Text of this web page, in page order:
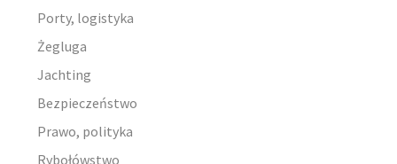
Porty, logistyka
Żegluga
Jachting
Bezpieczeństwo
Prawo, polityka
Rybołówstwo